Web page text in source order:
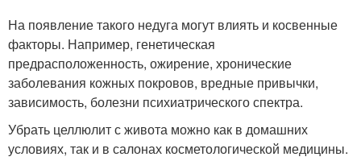
На появление такого недуга могут влиять и косвенные
факторы. Например, генетическая
предрасположенность, ожирение, хронические
заболевания кожных покровов, вредные привычки,
зависимость, болезни психиатрического спектра.
Убрать целлюлит с живота можно как в домашних
условиях, так и в салонах косметологической медицины.